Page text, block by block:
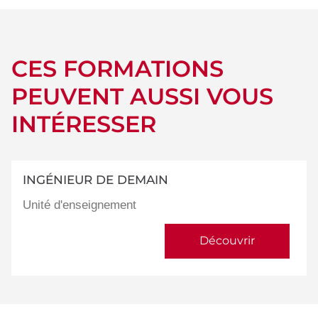
CES FORMATIONS
PEUVENT AUSSI VOUS
INTÉRESSER
INGÉNIEUR DE DEMAIN
Unité d'enseignement
Découvrir